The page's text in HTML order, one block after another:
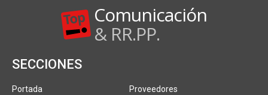
Comunicación
& RR.PP.
SECCIONES
Portada
Proveedores